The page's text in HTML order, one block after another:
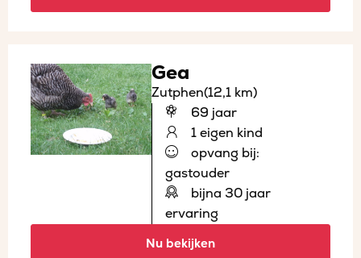
Gea
Zutphen(12,1 km)
69 jaar
1 eigen kind
opvang bij:
gastouder
bijna 30 jaar
ervaring
Nu bekijken